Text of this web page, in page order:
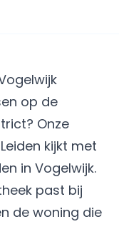
op de
Onze
kijkt met
in Vogelwijk.
past bij
de woning die